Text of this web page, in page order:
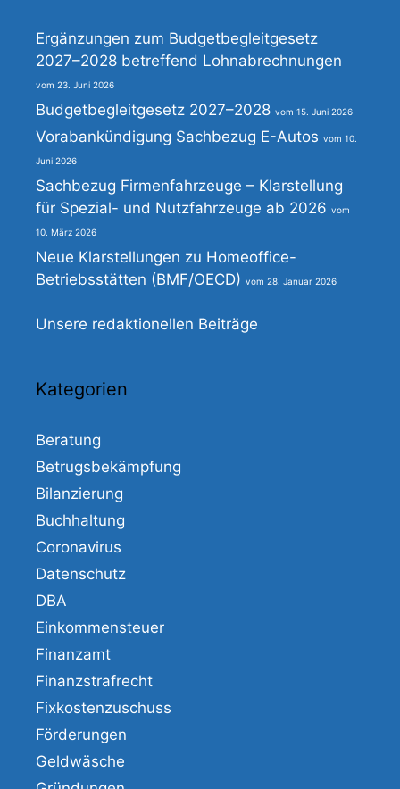
Ergänzungen zum Budgetbegleitgesetz
2027–2028 betreffend Lohnabrechnungen
23. Juni 2026
Budgetbegleitgesetz 2027–2028 15. Juni 2026
Vorabankündigung Sachbezug E-Autos 10.
Juni 2026
Sachbezug Firmenfahrzeuge – Klarstellung
für Spezial- und Nutzfahrzeuge ab 2026
10. März 2026
Neue Klarstellungen zu Homeoffice-
Betriebsstätten (BMF/OECD)
28. Januar 2026
Unsere redaktionellen Beiträge
Kategorien
Beratung
Betrugsbekämpfung
Bilanzierung
Buchhaltung
Coronavirus
Datenschutz
DBA
Einkommensteuer
Finanzamt
Finanzstrafrecht
Fixkostenzuschuss
Förderungen
Geldwäsche